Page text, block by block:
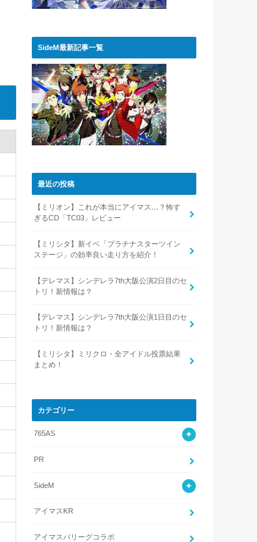
SideM最新記事一覧
最近の投稿
【ミリオン】これが本当にアイマス…？怖す
ぎるCD「TC03」レビュー
【ミリシタ】新イベ「プラチナスターツイン
ステージ」の効率良い走り方を紹介！
【デレマス】シンデレラ7th大阪公演2日目のセ
トリ！新情報は？
【デレマス】シンデレラ7th大阪公演1日目のセ
トリ！新情報は？
【ミリシタ】ミリクロ・全アイドル投票結果
まとめ！
カテゴリー
765AS
PR
SideM
アイマスKR
アイマスパリーグコラボ